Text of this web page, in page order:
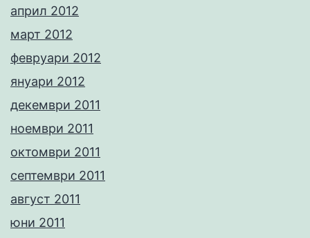
април 2012
март 2012
февруари 2012
януари 2012
декември 2011
ноември 2011
октомври 2011
септември 2011
август 2011
юни 2011